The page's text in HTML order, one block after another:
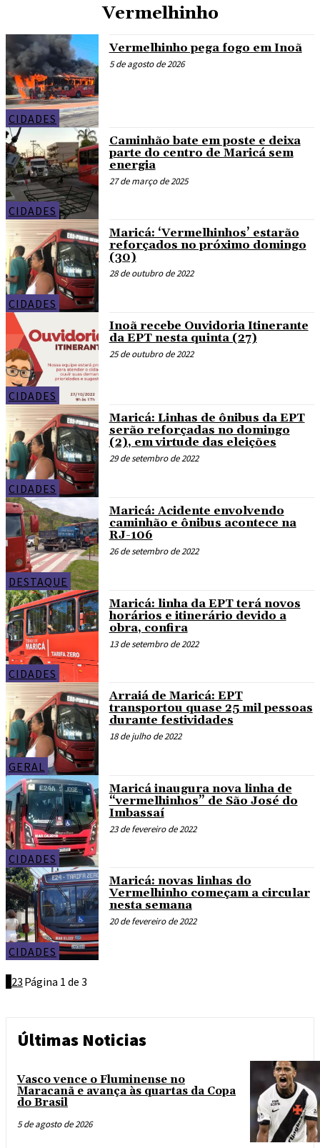
Vermelhinho
CIDADES
Vermelhinho pega fogo em Inoã
5 de agosto de 2026
CIDADES
Caminhão bate em poste e deixa
parte do centro de Maricá sem
energia
27 de março de 2025
CIDADES
Maricá: ‘Vermelhinhos’ estarão
reforçados no próximo domingo
(30)
28 de outubro de 2022
CIDADES
Inoã recebe Ouvidoria Itinerante
da EPT nesta quinta (27)
25 de outubro de 2022
CIDADES
Maricá: Linhas de ônibus da EPT
serão reforçadas no domingo
(2), em virtude das eleições
29 de setembro de 2022
DESTAQUE
Maricá: Acidente envolvendo
caminhão e ônibus acontece na
RJ-106
26 de setembro de 2022
CIDADES
Maricá: linha da EPT terá novos
horários e itinerário devido a
obra, confira
13 de setembro de 2022
GERAL
Arraiá de Maricá: EPT
transportou quase 25 mil pessoas
durante festividades
18 de julho de 2022
CIDADES
Maricá inaugura nova linha de
“vermelhinhos” de São José do
Imbassaí
23 de fevereiro de 2022
CIDADES
Maricá: novas linhas do
Vermelhinho começam a circular
nesta semana
20 de fevereiro de 2022
23 Página 1 de 3
Últimas Noticias
Vasco vence o Fluminense no
Maracanã e avança às quartas da Copa
do Brasil
5 de agosto de 2026